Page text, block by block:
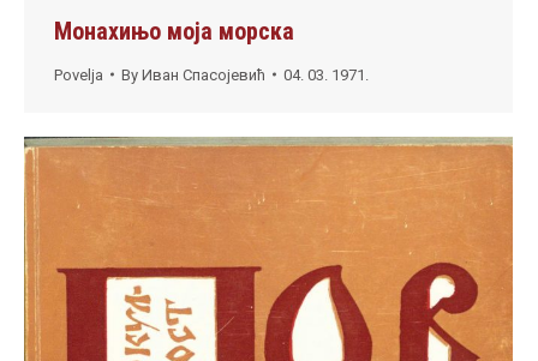
Монахињо моја морска
Povelja By Иван Спасојевић 04. 03. 1971.